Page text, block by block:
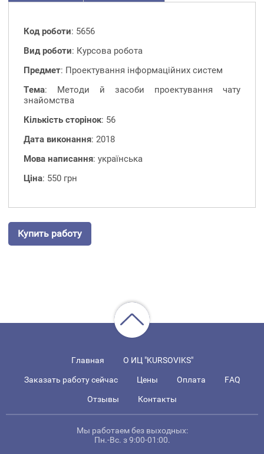
Код роботи: 5656
Вид роботи: Курсова робота
Предмет: Проектування інформаційних систем
Тема: Методи й засоби проектування чату
знайомства
Кількість сторінок: 56
Дата виконання: 2018
Мова написання: українська
Ціна: 550 грн
Купить работу
Главная О ИЦ "KURSOVIKS"
Заказать работу сейчас Цены Оплата FAQ
Отзывы Контакты
Мы работаем без выходных:
Пн.-Вс. з 9:00-01:00.